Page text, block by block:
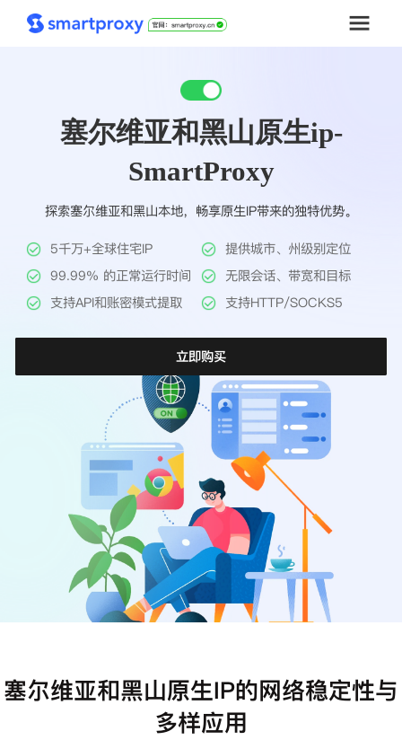
套餐购买
帮助中心
塞尔维亚和黑山原生ip-
SmartProxy
探索塞尔维亚和黑山本地，畅享原生IP带来的独特优势。
5千万+全球住宅IP
提供城市、州级别定位
99.99% 的正常运行时间
无限会话、带宽和目标
支持API和账密模式提取
支持HTTP/SOCKS5
立即购买
塞尔维亚和黑山原生IP的网络稳定性与
多样应用